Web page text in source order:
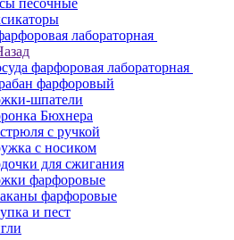
песочные
лабораторная
фарфоровая лабораторная
фарфоровый
шпатели
Бюхнера
с ручкой
с носиком
для сжигания
фарфоровые
фарфоровые
и пест